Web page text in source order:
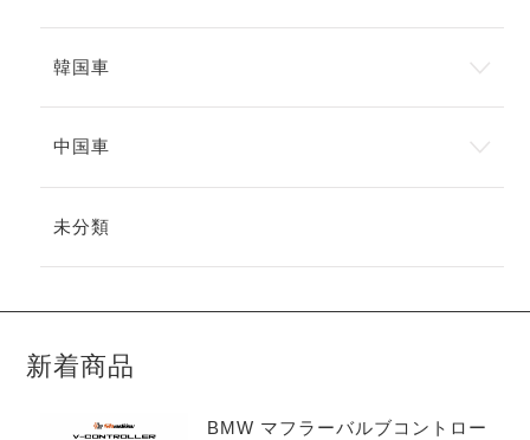
韓国車
中国車
未分類
新着商品
BMW マフラーバルブコントロー